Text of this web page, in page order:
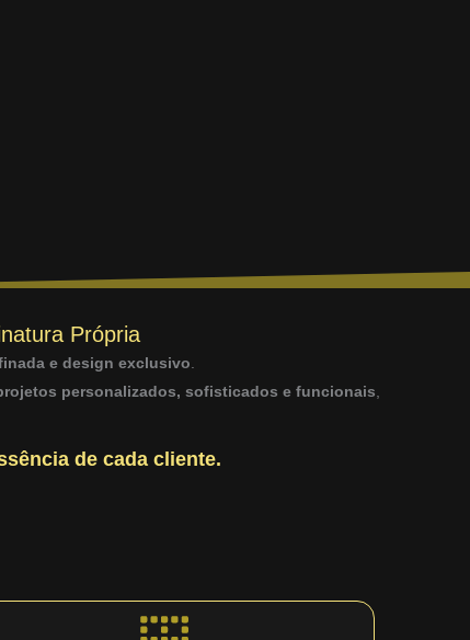
Própria
e design exclusivo.
personalizados, sofisticados e funcionais,
de cada cliente.